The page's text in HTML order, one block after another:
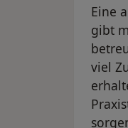
Eine
gibt
viel